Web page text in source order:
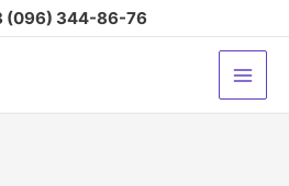
(096) 344-86-76